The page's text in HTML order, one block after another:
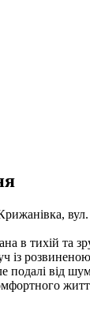
в тихій та
із
подалі від